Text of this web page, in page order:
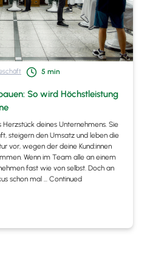
5 min
So wird Höchstleistung
deines Unternehmens. Sie
steigern den Umsatz und leben die
vor, wegen der deine Kund:innen
Wenn im Team alle an einem
fast wie von selbst. Doch an
schon mal … Continued